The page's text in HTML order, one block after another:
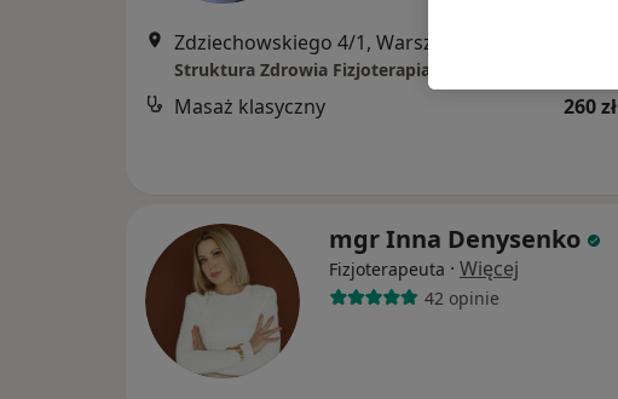
Zdziechowskiego 4/1, Warszawa
Masaż klasyczny 260 zł
mgr Inna Denysenko
Fizjoterapeuta · Więcej
42 opinie